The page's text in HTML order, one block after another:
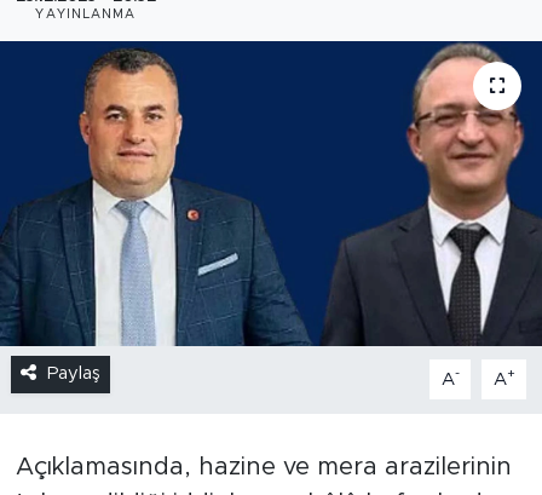
YAYINLANMA
Paylaş A- A+
Açıklamasında, hazine ve mera arazilerinin